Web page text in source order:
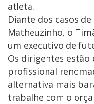
atleta.
Diante dos casos
Matheuzinho, o
um executivo de
Os dirigentes
profissional
alternativa mais
trabalhe com o